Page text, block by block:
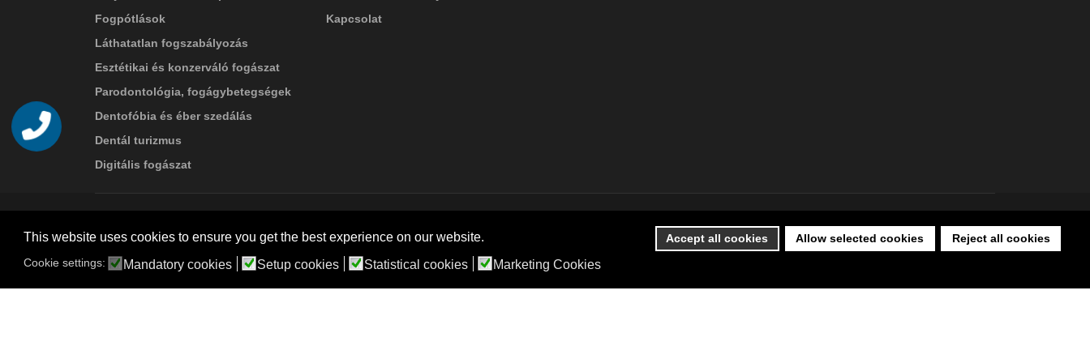
This website uses cookies to ensure you get the best experience on our website. Reject all cookies
Allow selected cookies
Accept all cookies
Cookie settings:
Mandatory cookies Setup cookies Statistical cookies Marketing Cookies
Fogpótlások
Láthatatlan fogszabályozás
Esztétikai és konzerváló fogászat
Parodontológia, fogágybetegségek
Dentofóbia és éber szedálás
Dentál turizmus
Digitális fogászat
Kapcsolat
Akadálymentesítési nyilatkozat
Telefon